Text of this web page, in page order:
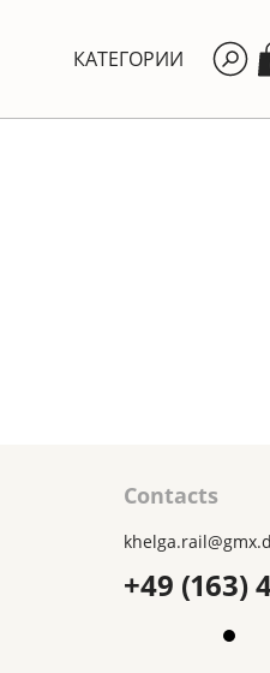
КАТЕГОРИИ
Contacts
+49 (163)